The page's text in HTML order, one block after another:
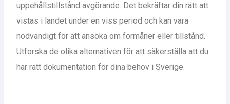
uppehållstillstånd avgörande. Det bekräftar din rätt att
vistas i landet under en viss period och kan vara
nödvändigt för att ansöka om förmåner eller tillstånd.
Utforska de olika alternativen för att säkerställa att du
har rätt dokumentation för dina behov i Sverige.